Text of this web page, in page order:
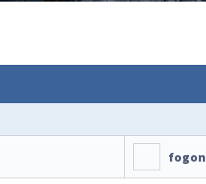
fogon